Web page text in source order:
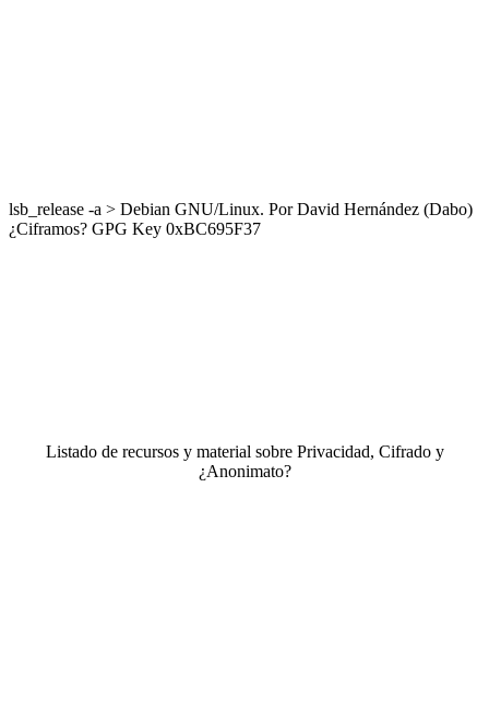
lsb_release -a > Debian GNU/Linux. Por David Hernández (Dabo)
¿Ciframos? GPG Key 0xBC695F37
Listado de recursos y material sobre Privacidad, Cifrado y
¿Anonimato?